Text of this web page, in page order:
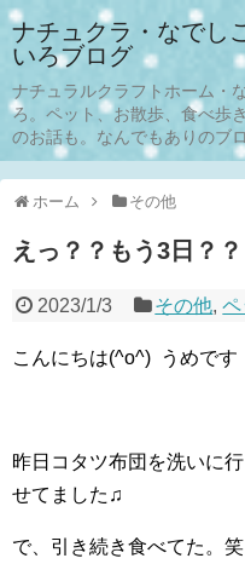
ナチュクラ・なでし
いろブログ
ナチュラルクラフトホーム・
ろ。ペット、お散歩、食べ歩
のお話も。なんでもありのブ
ホーム その他
えっ？？もう3日？？
2023/1/3 その他,ペ
こんにちは(^o^) うめです
昨日コタツ布団を洗いに
せてました♫
で、引き続き食べてた。笑